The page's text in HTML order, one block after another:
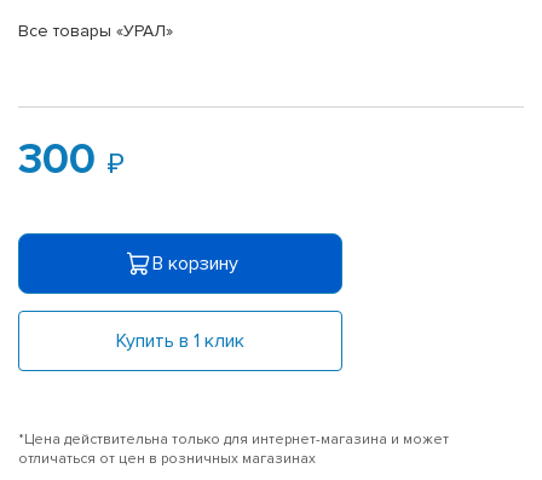
Все товары «УРАЛ»
300
В корзину
Купить в 1 клик
*Цена действительна только для интернет-магазина и может
отличаться от цен в розничных магазинах